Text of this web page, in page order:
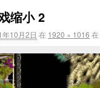
缩小 2
10月2日 在 1920 × 1016 在